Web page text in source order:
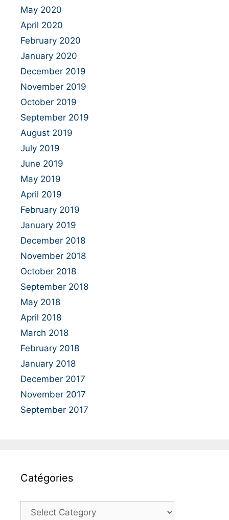
May 2020
April 2020
February 2020
January 2020
December 2019
November 2019
October 2019
September 2019
August 2019
July 2019
June 2019
May 2019
April 2019
February 2019
January 2019
December 2018
November 2018
October 2018
September 2018
May 2018
April 2018
March 2018
February 2018
January 2018
December 2017
November 2017
September 2017
Catégories